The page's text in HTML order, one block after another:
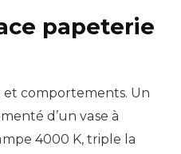
papeterie
et comportements. Un
d’un vase à
4000 K, triple la